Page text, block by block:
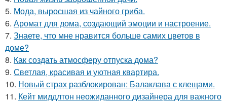
5. Мода, выросшая из чайного гриба.
6. Аромат для дома, создающий эмоции и настроение.
7. Знаете, что мне нравится больше самих цветов в
доме?
8. Как создать атмосферу отпуска дома?
9. Светлая, красивая и уютная квартира.
10. Новый страх разблокирован: Балаклава с клещами.
11. Кейт миддлтон неожиданного дизайнера для важного